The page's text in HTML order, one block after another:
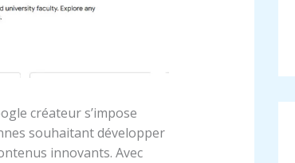
créateur s’impose
souhaitant développer
innovants. Avec